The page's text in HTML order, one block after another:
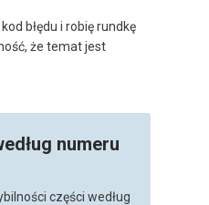
błędu i robię rundkę
że temat jest
numeru
części według